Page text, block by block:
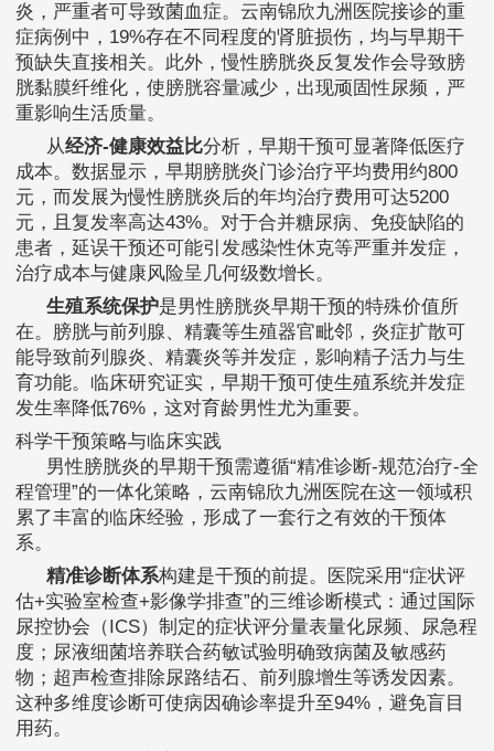
炎，严重者可导致菌血症。云南锦欣九洲医院接诊的重
症病例中，19%存在不同程度的肾脏损伤，均与早期干
预缺失直接相关。此外，慢性膀胱炎反复发作会导致膀
胱黏膜纤维化，使膀胱容量减少，出现顽固性尿频，严
重影响生活质量。
从经济-健康效益比分析，早期干预可显著降低医疗
成本。数据显示，早期膀胱炎门诊治疗平均费用约800
元，而发展为慢性膀胱炎后的年均治疗费用可达5200
元，且复发率高达43%。对于合并糖尿病、免疫缺陷的
患者，延误干预还可能引发感染性休克等严重并发症，
治疗成本与健康风险呈几何级数增长。
生殖系统保护是男性膀胱炎早期干预的特殊价值所
在。膀胱与前列腺、精囊等生殖器官毗邻，炎症扩散可
能导致前列腺炎、精囊炎等并发症，影响精子活力与生
育功能。临床研究证实，早期干预可使生殖系统并发症
发生率降低76%，这对育龄男性尤为重要。
科学干预策略与临床实践
男性膀胱炎的早期干预需遵循“精准诊断-规范治疗-全
程管理”的一体化策略，云南锦欣九洲医院在这一领域积
累了丰富的临床经验，形成了一套行之有效的干预体
系。
精准诊断体系构建是干预的前提。医院采用“症状评
估+实验室检查+影像学排查”的三维诊断模式：通过国际
尿控协会（ICS）制定的症状评分量表量化尿频、尿急程
度；尿液细菌培养联合药敏试验明确致病菌及敏感药
物；超声检查排除尿路结石、前列腺增生等诱发因素。
这种多维度诊断可使病因确诊率提升至94%，避免盲目
用药。